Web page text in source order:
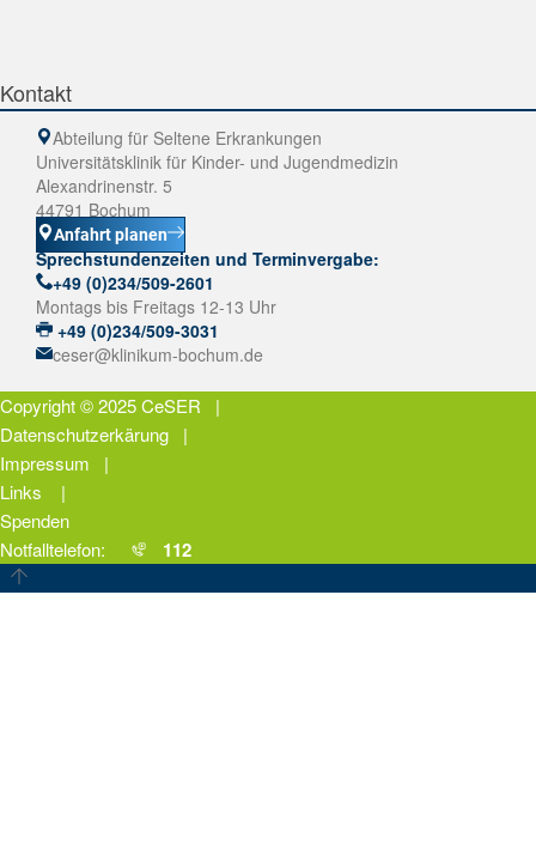
Kontakt
Abteilung für Seltene Erkrankungen
Universitätsklinik für Kinder- und Jugendmedizin
Alexandrinenstr. 5
44791 Bochum
Anfahrt planen
Sprechstundenzeiten und Terminvergabe:
+49 (0)234/509-2601
Montags bis Freitags 12-13 Uhr
+49 (0)234/509-3031
ceser@klinikum-bochum.de
Copyright © 2025CeSER |
Datenschutzerkärung |
Impressum |
Links
|
Spenden
Notfalltelefon:
112